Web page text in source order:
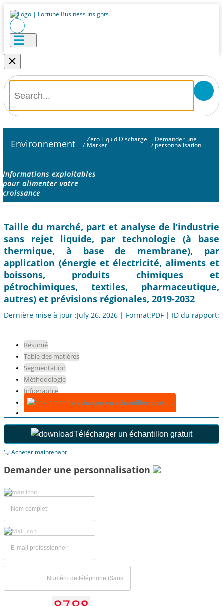
×
Environnement /
Zero Liquid Discharge
Market /
Demander une
personnalisation
Informations exploitables
pour alimenter votre
croissance
Taille du marché, part et analyse de l’industrie
sans rejet liquide, par technologie (à base
thermique, à base de membrane), par
application (énergie et électricité, aliments et
boissons, produits chimiques et
pétrochimiques, textiles, pharmaceutique,
autres) et prévisions régionales, 2019-2032
Dernière mise à jour :July 26, 2026 | Format:PDF | ID du rapport:
Résumé
Table des matières
Segmentation
Méthodologie
Infographie
Télécharger un échantillon gratuit
Télécharger un échantillon gratuit
Acheter maintenant
Demander une personnalisation